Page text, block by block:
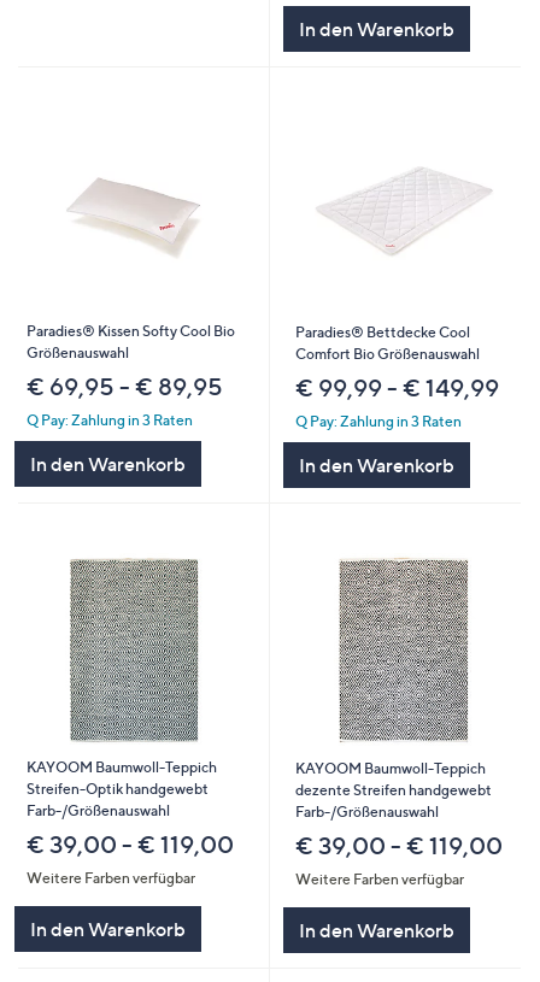
In den Warenkorb
Paradies® Kissen Softy Cool Bio
Größenauswahl
€ 69,95 - € 89,95
Q Pay: Zahlung in 3 Raten
In den Warenkorb
Paradies® Bettdecke Cool
Comfort Bio Größenauswahl
€ 99,99 - € 149,99
Q Pay: Zahlung in 3 Raten
In den Warenkorb
KAYOOM Baumwoll-Teppich
Streifen-Optik handgewebt
Farb-/Größenauswahl
€ 39,00 - € 119,00
Weitere Farben verfügbar
In den Warenkorb
KAYOOM Baumwoll-Teppich
dezente Streifen handgewebt
Farb-/Größenauswahl
€ 39,00 - € 119,00
Weitere Farben verfügbar
In den Warenkorb